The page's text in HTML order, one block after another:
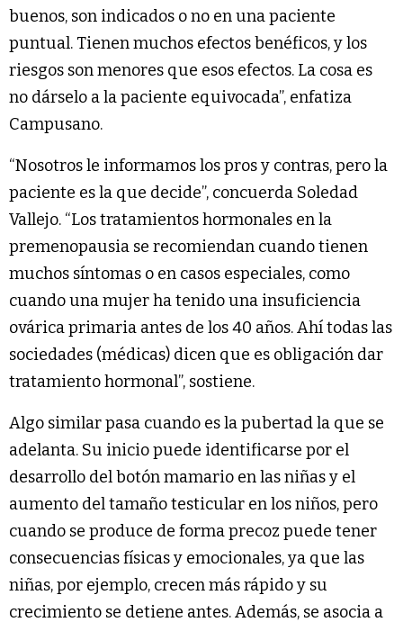
buenos, son indicados o no en una paciente
puntual. Tienen muchos efectos benéficos, y los
riesgos son menores que esos efectos. La cosa es
no dárselo a la paciente equivocada”, enfatiza
Campusano.
“Nosotros le informamos los pros y contras, pero la
paciente es la que decide”, concuerda Soledad
Vallejo. “Los tratamientos hormonales en la
premenopausia se recomiendan cuando tienen
muchos síntomas o en casos especiales, como
cuando una mujer ha tenido una insuficiencia
ovárica primaria antes de los 40 años. Ahí todas las
sociedades (médicas) dicen que es obligación dar
tratamiento hormonal”, sostiene.
Algo similar pasa cuando es la pubertad la que se
adelanta. Su inicio puede identificarse por el
desarrollo del botón mamario en las niñas y el
aumento del tamaño testicular en los niños, pero
cuando se produce de forma precoz puede tener
consecuencias físicas y emocionales, ya que las
niñas, por ejemplo, crecen más rápido y su
crecimiento se detiene antes. Además, se asocia a